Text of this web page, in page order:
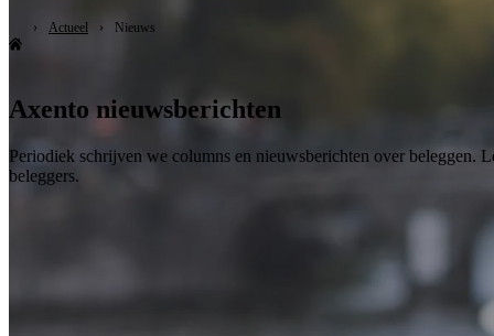
Actueel Nieuws
Axento nieuwsberichten
Periodiek schrijven we columns en nieuwsberichten over beleggen.
beleggers.